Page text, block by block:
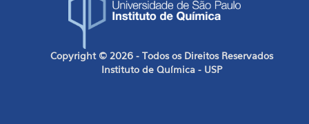
Copyright © 2026 - Todos os Direitos Reservados
Instituto de Química - USP